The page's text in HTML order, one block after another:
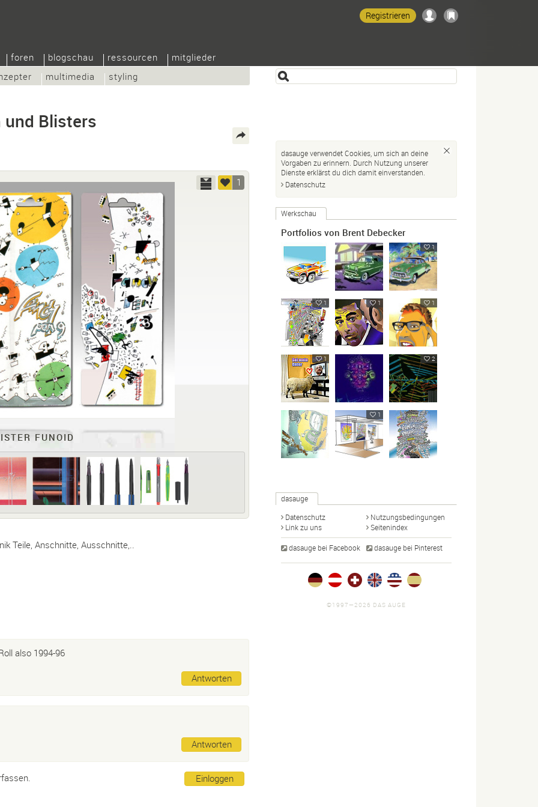
multimedia styling
foren blogschau ressourcen mitglieder
Registrieren
Blisters
FUNOID
1
Teile, Anschnitte, Ausschnitte,..
also 1994-96
Antworten
Antworten
Einloggen
dasauge verwendet Cookies, um sich an deine
Vorgaben zu erinnern. Durch Nutzung unserer
Dienste erklärst du dich damit einverstanden.
Datenschutz
Werkschau
Portfolios von Brent Debecker
1
1 1 1
1 2
1
dasauge
Datenschutz
Nutzungsbedingungen
Link zu uns
Seitenindex
dasauge bei Facebook dasauge bei Pinterest
©1997—2026 DAS AUGE